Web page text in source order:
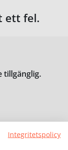
ett fel.
tillgänglig.
Integritetspolicy